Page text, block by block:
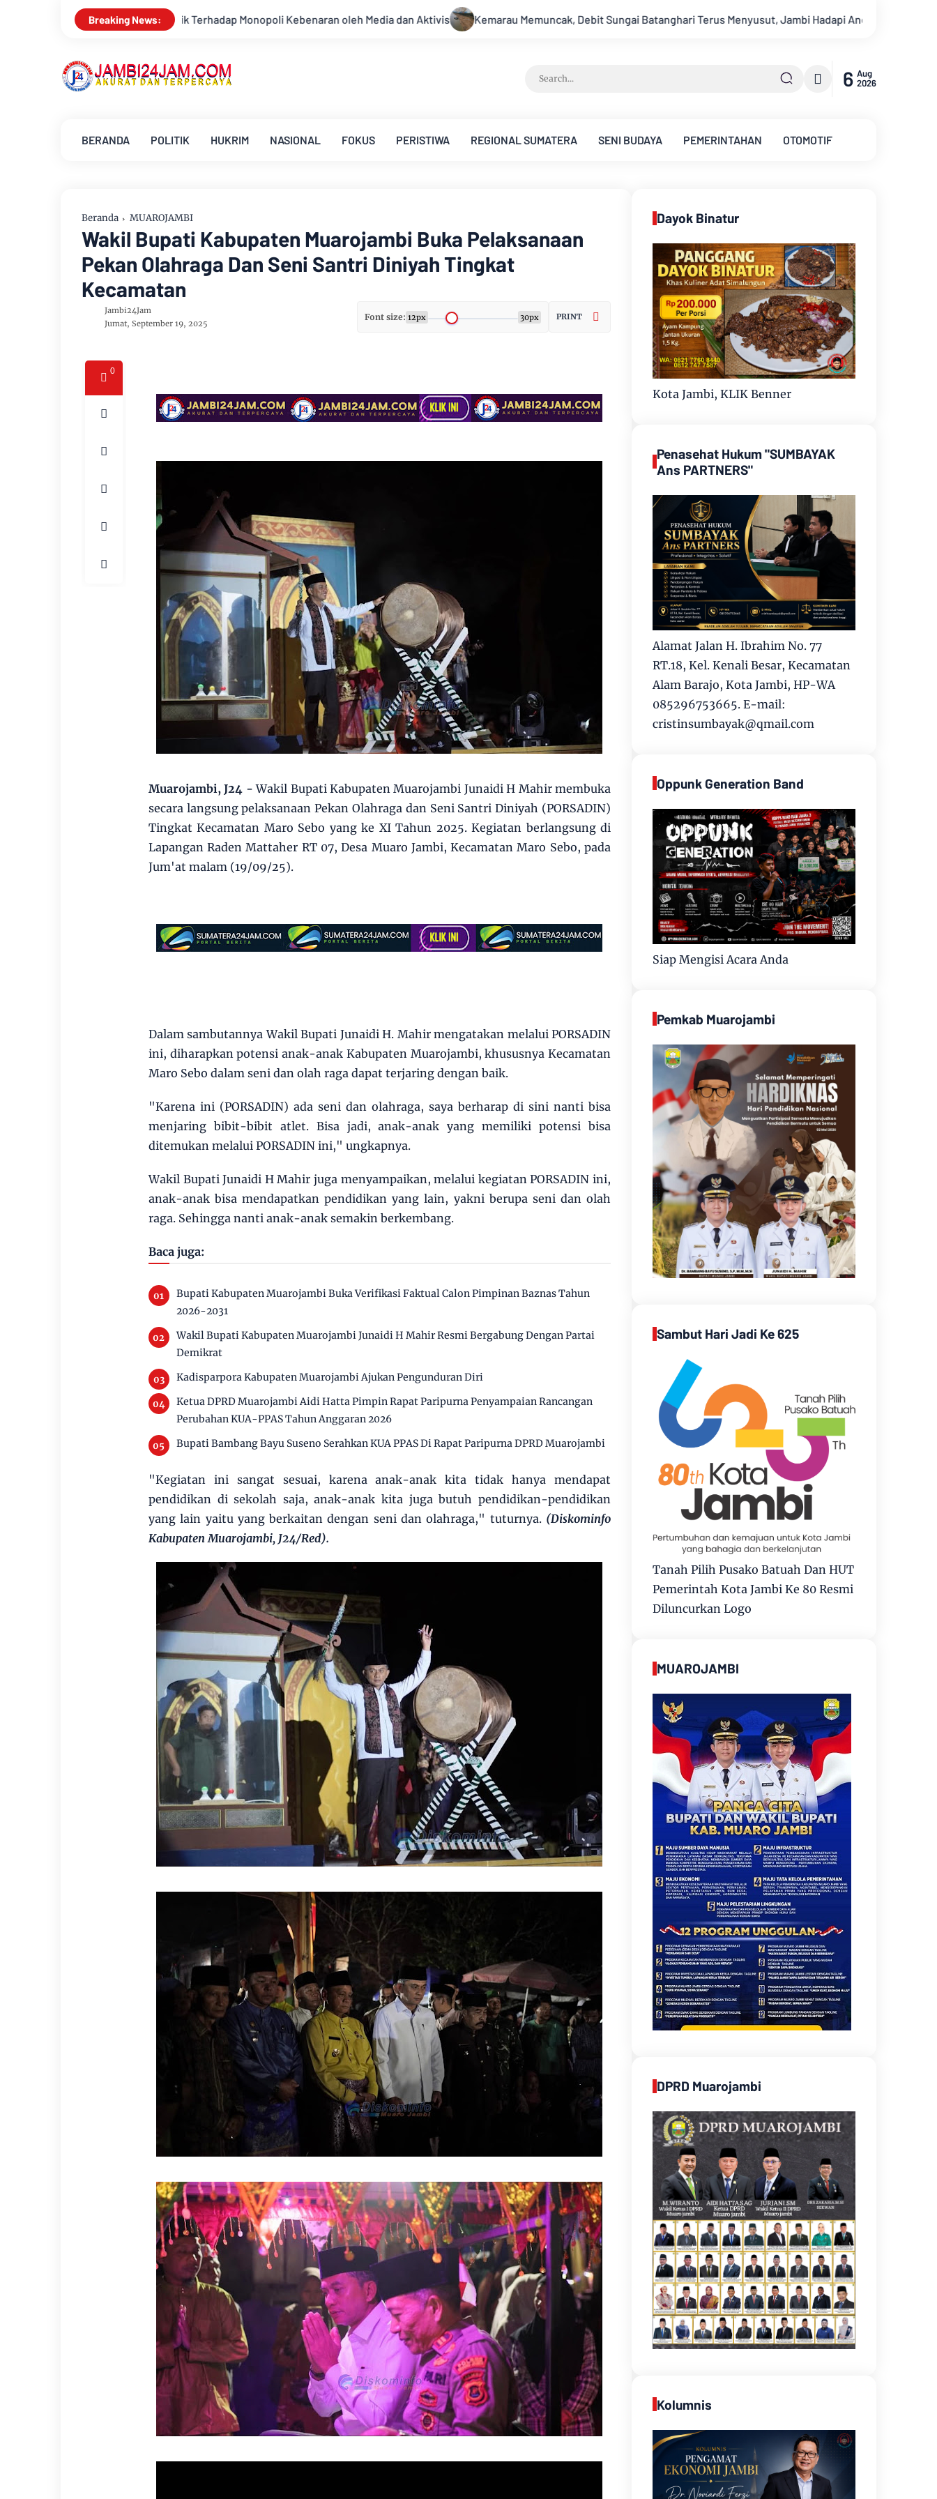
Breaking News:
Monopoli Kebenaran oleh Media dan Aktivis Kemarau Memuncak, Debit Sungai Batanghari Terus Menyusut, Jambi Hadapi Ancaman Krisis Air Bersih dan Karhutla Sungai
6 Aug
2026
BERANDA POLITIK HUKRIM NASIONAL FOKUS PERISTIWA REGIONAL SUMATERA SENI BUDAYA PEMERINTAHAN OTOMOTIF
Beranda MUAROJAMBI
Wakil Bupati Kabupaten Muarojambi Buka Pelaksanaan
Pekan Olahraga Dan Seni Santri Diniyah Tingkat
Kecamatan
Jambi24Jam
Jumat, September 19, 2025
Font size: 12px 30px PRINT
0
Muarojambi, J24 - Wakil Bupati Kabupaten Muarojambi Junaidi H Mahir membuka
secara langsung pelaksanaan Pekan Olahraga dan Seni Santri Diniyah (PORSADIN)
Tingkat Kecamatan Maro Sebo yang ke XI Tahun 2025. Kegiatan berlangsung di
Lapangan Raden Mattaher RT 07, Desa Muaro Jambi, Kecamatan Maro Sebo, pada
Jum'at malam (19/09/25).
Dalam sambutannya Wakil Bupati Junaidi H. Mahir mengatakan melalui PORSADIN
ini, diharapkan potensi anak-anak Kabupaten Muarojambi, khususnya Kecamatan
Maro Sebo dalam seni dan olah raga dapat terjaring dengan baik.
"Karena ini (PORSADIN) ada seni dan olahraga, saya berharap di sini nanti bisa
menjaring bibit-bibit atlet. Bisa jadi, anak-anak yang memiliki potensi bisa
ditemukan melalui PORSADIN ini," ungkapnya.
Wakil Bupati Junaidi H Mahir juga menyampaikan, melalui kegiatan PORSADIN ini,
anak-anak bisa mendapatkan pendidikan yang lain, yakni berupa seni dan olah
raga. Sehingga nanti anak-anak semakin berkembang.
Baca juga:
Bupati Kabupaten Muarojambi Buka Verifikasi Faktual Calon Pimpinan Baznas Tahun
2026-2031
Wakil Bupati Kabupaten Muarojambi Junaidi H Mahir Resmi Bergabung Dengan Partai
Demikrat
Kadisparpora Kabupaten Muarojambi Ajukan Pengunduran Diri
Ketua DPRD Muarojambi Aidi Hatta Pimpin Rapat Paripurna Penyampaian Rancangan
Perubahan KUA-PPAS Tahun Anggaran 2026
Bupati Bambang Bayu Suseno Serahkan KUA PPAS Di Rapat Paripurna DPRD Muarojambi
"Kegiatan ini sangat sesuai, karena anak-anak kita tidak hanya mendapat
pendidikan di sekolah saja, anak-anak kita juga butuh pendidikan-pendidikan
yang lain yaitu yang berkaitan dengan seni dan olahraga," tuturnya. (Diskominfo
Kabupaten Muarojambi, J24/Red).
Dayok Binatur
Kota Jambi, KLIK Benner
Penasehat Hukum "SUMBAYAK
Ans PARTNERS"
Alamat Jalan H. Ibrahim No. 77
RT.18, Kel. Kenali Besar, Kecamatan
Alam Barajo, Kota Jambi, HP-WA
085296753665. E-mail:
cristinsumbayak@qmail.com
Oppunk Generation Band
Siap Mengisi Acara Anda
Pemkab Muarojambi
Sambut Hari Jadi Ke 625
Tanah Pilih Pusako Batuah Dan HUT
Pemerintah Kota Jambi Ke 80 Resmi
Diluncurkan Logo
MUAROJAMBI
DPRD Muarojambi
Kolumnis